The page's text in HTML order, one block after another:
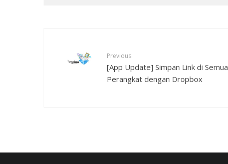
Previous
[App Update] Simpan Link di Semua
Perangkat dengan Dropbox